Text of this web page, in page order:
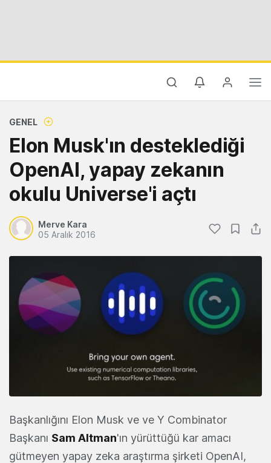
GENEL
Elon Musk'ın desteklediği
OpenAI, yapay zekanın
okulu Universe'i açtı
Merve Kara
05 Aralık 2016
Başkanlığını Elon Musk ve ve Y Combinator
Başkanı Sam Altman'ın yürüttüğü kar amacı
gütmeyen yapay zeka araştırma şirketi OpenAI,